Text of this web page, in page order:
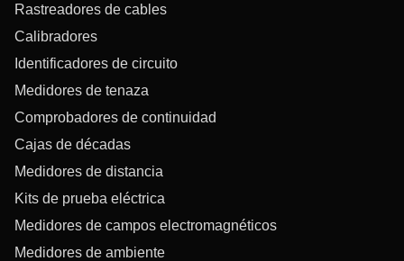
Rastreadores de cables
Calibradores
Identificadores de circuito
Medidores de tenaza
Comprobadores de continuidad
Cajas de décadas
Medidores de distancia
Kits de prueba eléctrica
Medidores de campos electromagnéticos
Medidores de ambiente